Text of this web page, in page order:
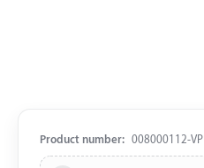
Product number: 008000112-VP